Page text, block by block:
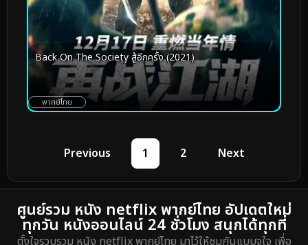
Back On The Society สู้อีกครั้ง (2021)
พากย์ไทย
Previous 1 2 Next
ศูนย์รวม หนัง netflix พากย์ไทย อัปเดตใหม่
ทุกวัน หนังออนไลน์ 24 ชั่วโมง สนุกได้ทุกที่
ตั้งใจรวบรวม หนัง netflix พากย์ไทย มาไว้ให้ชมกันแบบจุใจ เพื่อ